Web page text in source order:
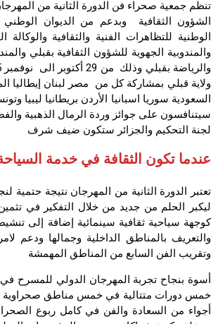
تنظم جمعية صحراء فن الدورة الثانية من
الشؤون الثقافية وبدعم من الديوان
الوطنية للتظاهرات الفنية والثقافية والوكالة
والمندوبية الجهوية للشؤون الثقافية بقبلي
ولاية قبلي بمشاركة كل من مصر لبنان إيطاليا
السعودية سوريا اسبانيا الأردن بريطانيا ليبيا
سيتنافسون على جوائز وردة الرمال الذهبية
لجنة التحكيم والجزائر ستكون ضيف شرف
عندما تكون الثقافة في خدمة
تعتبر الدورة الثانية من المهرجان نتيجة حتمية
ليكبر الحلم من جديد من خلال التفكير في
كوجهة سياحية ثقافية سينمائية إضافة إلى
والتعريف بالمناطق الداخلية وجمالها ودعم
وتقريب الفن السابع من المناطق المهمشة
أسوة بنجاح تجربة المهرجان الدولي للمسرح
خمس دورات متتالية في خمس مناطق
أجواء من السعادة والفن في كامل ربوع